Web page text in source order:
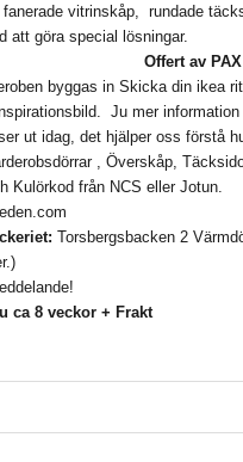
vitrinskåp, rundade
att göra special lösningar.
Offert av
byggas in Skicka din ikea
Ju mer
ut idag, det hjälper oss förstå
, Överskåp,
Kulörkod från NCS eller Jotun.
Torsbergsbacken 2
ca 8 veckor + Frakt